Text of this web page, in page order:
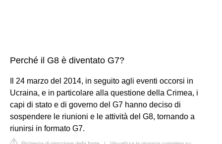
Perché il G8 è diventato G7?
Il 24 marzo del 2014, in seguito agli eventi occorsi in
Ucraina, e in particolare alla questione della Crimea, i
capi di stato e di governo del G7 hanno deciso di
sospendere le riunioni e le attività del G8, tornando a
riunirsi in formato G7.